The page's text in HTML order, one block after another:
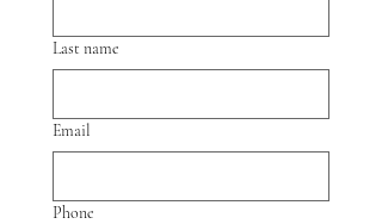
Last name
Email
Phone